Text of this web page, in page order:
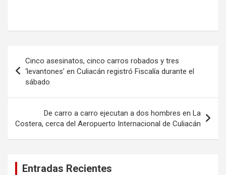
de
entradas
Cinco asesinatos, cinco carros robados y tres
‘levantones’ en Culiacán registró Fiscalía durante el
sábado
De carro a carro ejecutan a dos hombres en La
Costera, cerca del Aeropuerto Internacional de Culiacán
Entradas Recientes